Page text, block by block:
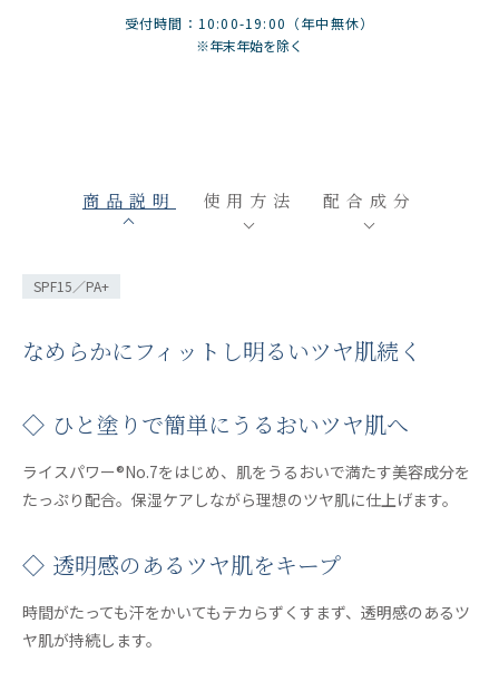
受付時間：10:00-19:00（年中無休）
※年末年始を除く
商品説明 使用方法 配合成分
SPF15／PA+
なめらかにフィットし明るいツヤ肌続く
◇ ひと塗りで簡単にうるおいツヤ肌へ
ライスパワー®No.7をはじめ、肌をうるおいで満たす美容成分を
たっぷり配合。保湿ケアしながら理想のツヤ肌に仕上げます。
◇ 透明感のあるツヤ肌をキープ
時間がたっても汗をかいてもテカらずくすまず、透明感のあるツ
ヤ肌が持続します。